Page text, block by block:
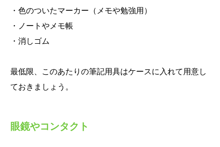
・色のついたマーカー（メモや勉強用）
・ノートやメモ帳
・消しゴム
最低限、このあたりの筆記用具はケースに入れて用意し
ておきましょう。
眼鏡やコンタクト